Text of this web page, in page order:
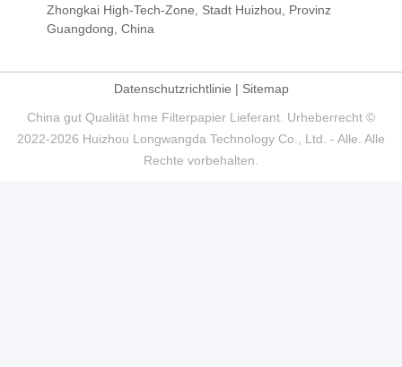
Zhongkai High-Tech-Zone, Stadt Huizhou, Provinz
Guangdong, China
Datenschutzrichtlinie | Sitemap
China gut Qualität hme Filterpapier Lieferant. Urheberrecht ©
2022-2026 Huizhou Longwangda Technology Co., Ltd. - Alle. Alle
Rechte vorbehalten.